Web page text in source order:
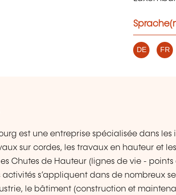
DE FR
est une entreprise spécialisée dans
sur cordes, les travaux en hauteur et
Chutes de Hauteur (lignes de vie -
activités s’appliquent dans de nombreux
le bâtiment (construction et